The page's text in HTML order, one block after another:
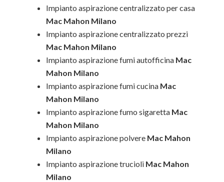
Impianto aspirazione centralizzato per casa
Mac Mahon Milano
Impianto aspirazione centralizzato prezzi
Mac Mahon Milano
Impianto aspirazione fumi autofficina Mac
Mahon Milano
Impianto aspirazione fumi cucina Mac
Mahon Milano
Impianto aspirazione fumo sigaretta Mac
Mahon Milano
Impianto aspirazione polvere Mac Mahon
Milano
Impianto aspirazione trucioli Mac Mahon
Milano